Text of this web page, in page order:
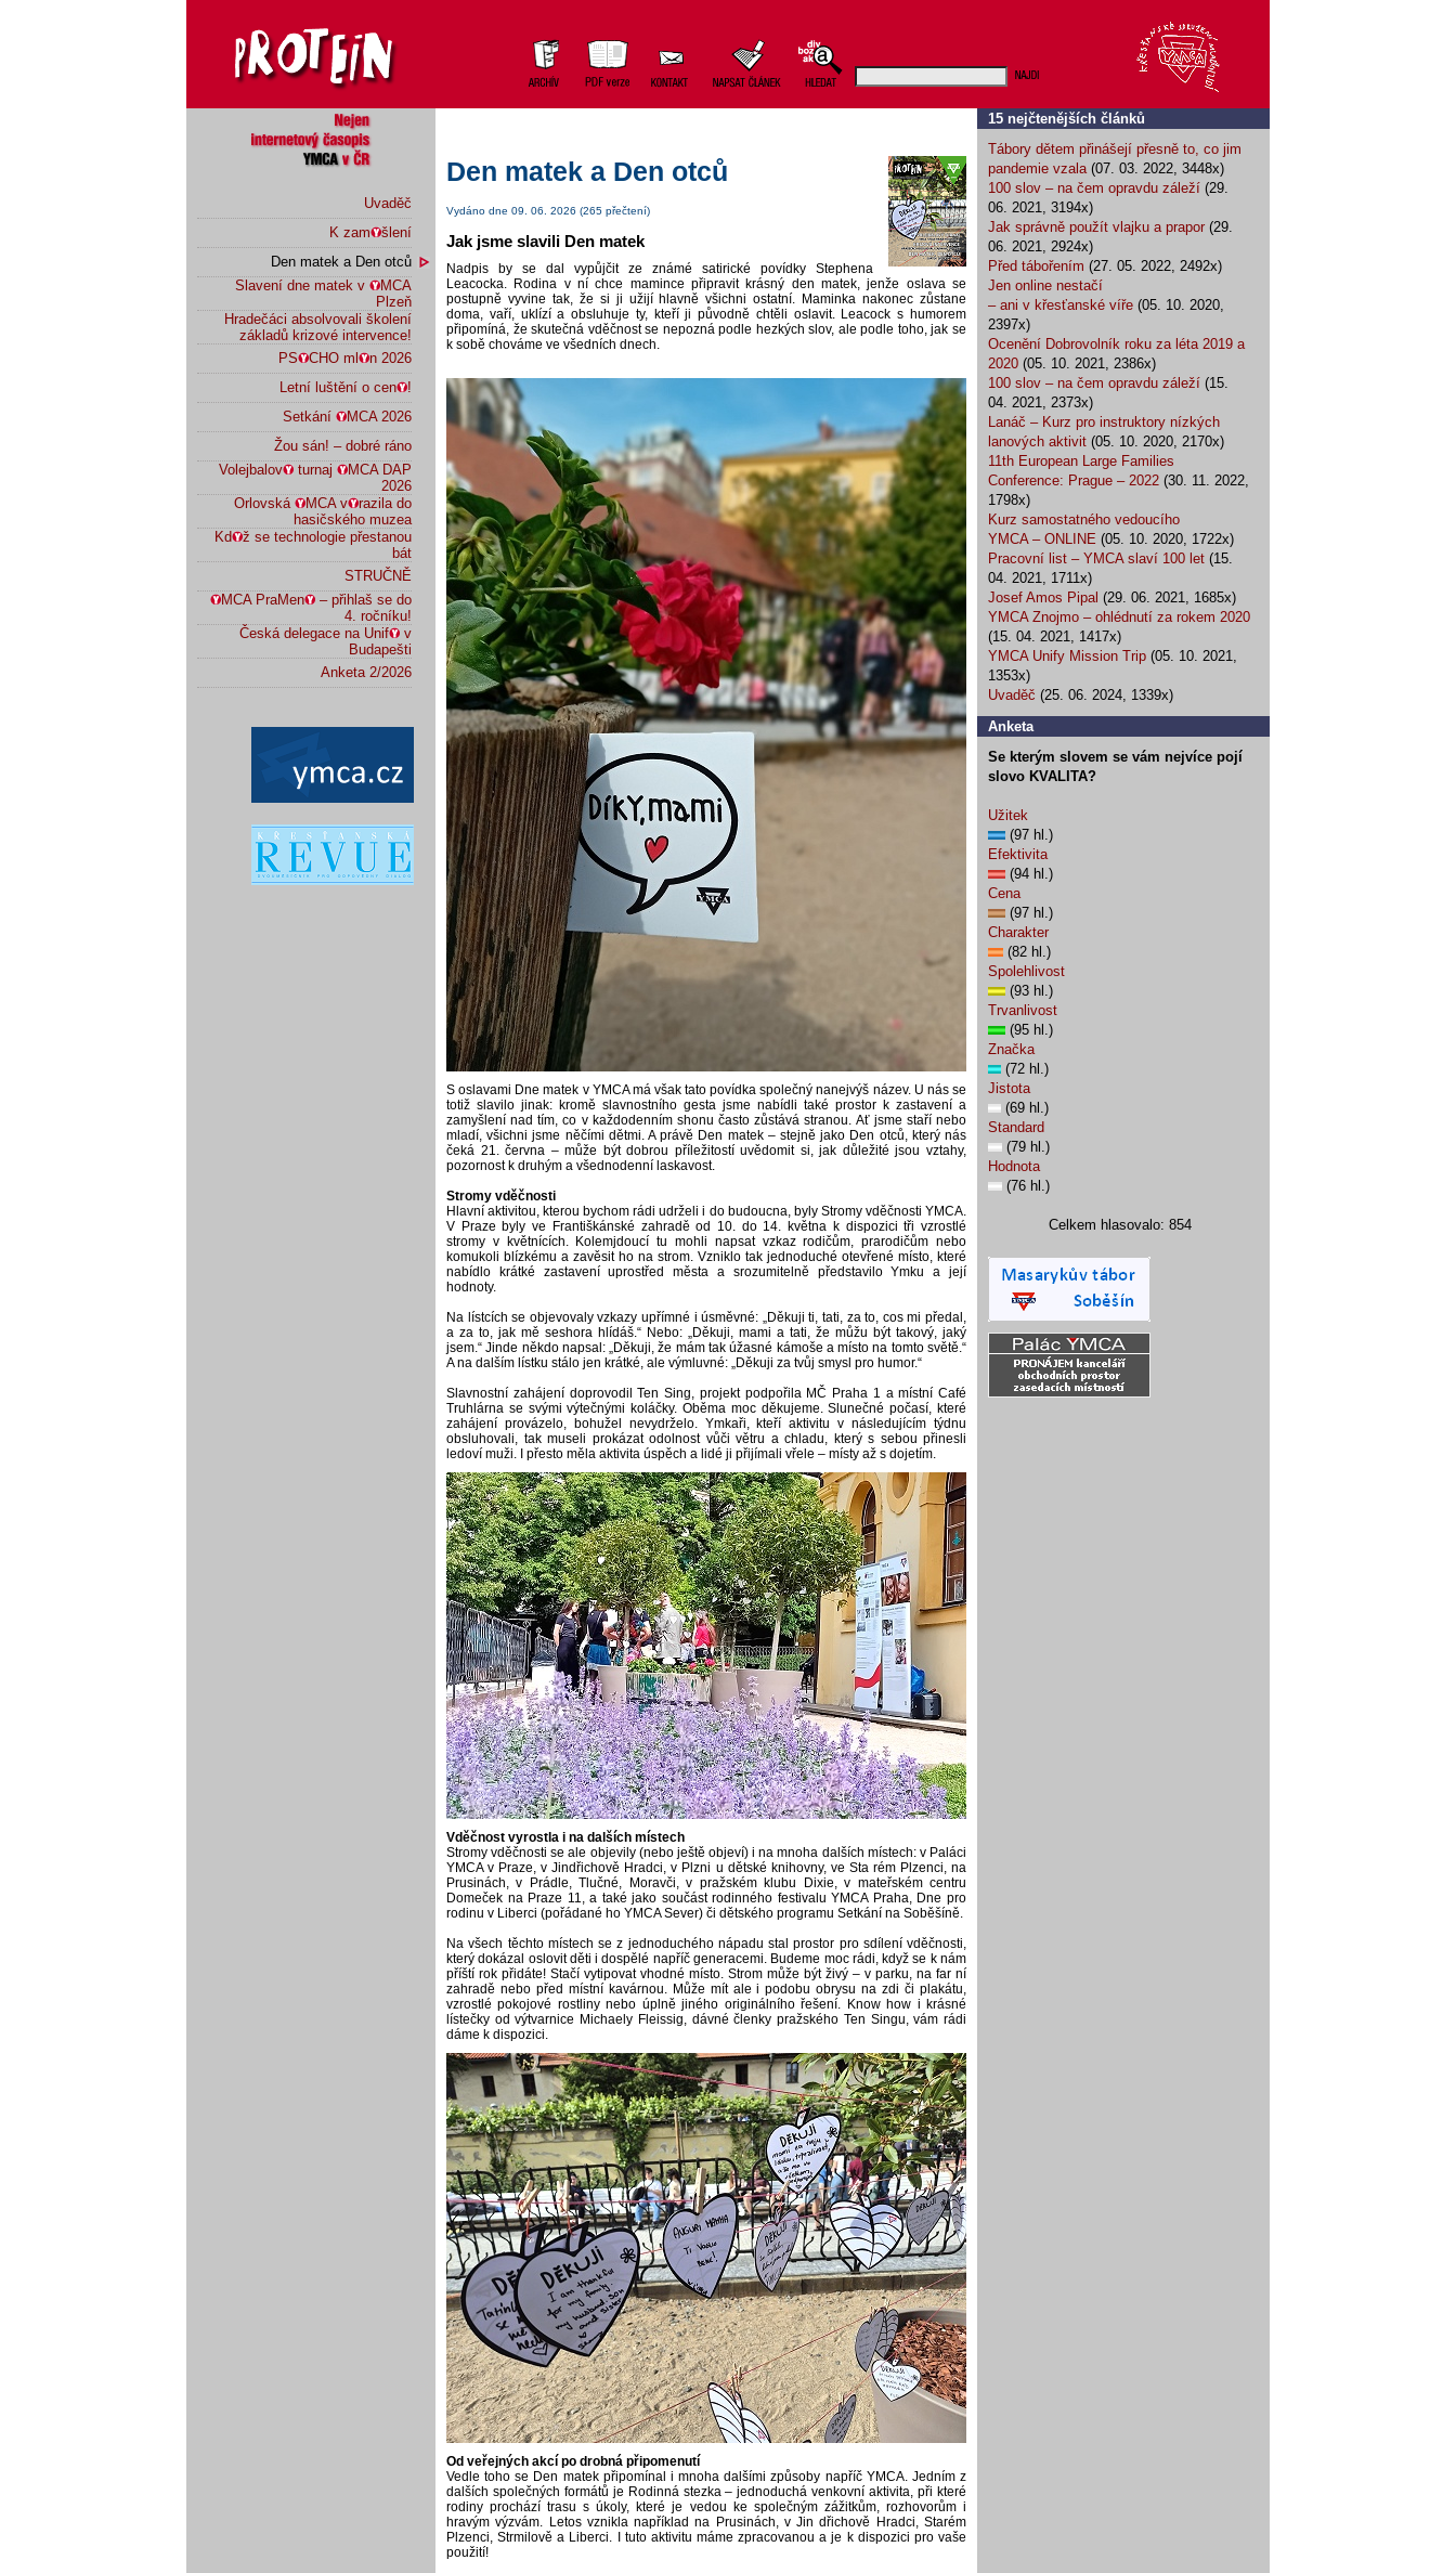
Uvaděč
K zam
šlení
Den matek a Den otců
Slavení dne matek v
MCA
Plzeň
Hradečáci absolvovali školení
základů krizové intervence!
PS
CHO ml
n 2026
Letní luštění o cen
!
Setkání
MCA 2026
Žou sán! – dobré ráno
Volejbalov
turnaj
MCA DAP
2026
Orlovská
MCA v
razila do
hasičského muzea
Kd
ž se technologie přestanou
bát
STRUČNĚ
MCA PraMen
– přihlaš se do
4. ročníku!
Česká delegace na Unif
v
Budapešti
Anketa 2/2026
Den matek a Den otců
Vydáno dne 09. 06. 2026 (265 přečtení)
Jak jsme slavili Den matek
Nadpis by se dal vypůjčit ze známé satirické povídky Stephena
Leacocka. Rodina v ní chce mamince připravit krásný den matek, jenže oslava se
postupně vyvine tak, že si ji užijí hlavně všichni ostatní. Maminka nakonec zůstane
doma, vaří, uklízí a obsluhuje ty, kteří ji původně chtěli oslavit. Leacock s humorem
připomíná, že skutečná vděčnost se nepozná podle hezkých slov, ale podle toho, jak se
k sobě chováme ve všedních dnech.
S oslavami Dne matek v YMCA má však tato povídka společný nanejvýš název. U nás se
totiž slavilo jinak: kromě slavnostního gesta jsme nabídli také prostor k zastavení a
zamyšlení nad tím, co v každodenním shonu často zůstává stranou. Ať jsme staří nebo
mladí, všichni jsme něčími dětmi. A právě Den matek – stejně jako Den otců, který nás
čeká 21. června – může být dobrou příležitostí uvědomit si, jak důležité jsou vztahy,
pozornost k druhým a všednodenní laskavost.
Stromy vděčnosti
Hlavní aktivitou, kterou bychom rádi udrželi i do budoucna, byly Stromy vděčnosti YMCA.
V Praze byly ve Františkánské zahradě od 10. do 14. května k dispozici tři vzrostlé
stromy v květnících. Kolemjdoucí tu mohli napsat vzkaz rodičům, prarodičům nebo
komukoli blízkému a zavěsit ho na strom. Vzniklo tak jednoduché otevřené místo, které
nabídlo krátké zastavení uprostřed města a srozumitelně představilo Ymku a její
hodnoty.
Na lístcích se objevovaly vzkazy upřímné i úsměvné: „Děkuji ti, tati, za to, cos mi předal,
a za to, jak mě seshora hlídáš.“ Nebo: „Děkuji, mami a tati, že můžu být takový, jaký
jsem.“ Jinde někdo napsal: „Děkuji, že mám tak úžasné kámoše a místo na tomto světě.“
A na dalším lístku stálo jen krátké, ale výmluvné: „Děkuji za tvůj smysl pro humor.“
Slavnostní zahájení doprovodil Ten Sing, projekt podpořila MČ Praha 1 a místní Café
Truhlárna se svými výtečnými koláčky. Oběma moc děkujeme. Slunečné počasí, které
zahájení provázelo, bohužel nevydrželo. Ymkaři, kteří aktivitu v následujícím týdnu
obsluhovali, tak museli prokázat odolnost vůči větru a chladu, který s sebou přinesli
ledoví muži. I přesto měla aktivita úspěch a lidé ji přijímali vřele – místy až s dojetím.
Vděčnost vyrostla i na dalších místech
Stromy vděčnosti se ale objevily (nebo ještě objeví) i na mnoha dalších místech: v Paláci
YMCA v Praze, v Jindřichově Hradci, v Plzni u dětské knihovny, ve Sta rém Plzenci, na
Prusinách, v Prádle, Tlučné, Moravči, v pražském klubu Dixie, v mateřském centru
Domeček na Praze 11, a také jako součást rodinného festivalu YMCA Praha, Dne pro
rodinu v Liberci (pořádané ho YMCA Sever) či dětského programu Setkání na Soběšíně.
Na všech těchto místech se z jednoduchého nápadu stal prostor pro sdílení vděčnosti,
který dokázal oslovit děti i dospělé napříč generacemi. Budeme moc rádi, když se k nám
příští rok přidáte! Stačí vytipovat vhodné místo. Strom může být živý – v parku, na far ní
zahradě nebo před místní kavárnou. Může mít ale i podobu obrysu na zdi či plakátu,
vzrostlé pokojové rostliny nebo úplně jiného originálního řešení. Know how i krásné
lístečky od výtvarnice Michaely Fleissig, dávné členky pražského Ten Singu, vám rádi
dáme k dispozici.
Od veřejných akcí po drobná připomenutí
Vedle toho se Den matek připomínal i mnoha dalšími způsoby napříč YMCA. Jedním z
dalších společných formátů je Rodinná stezka – jednoduchá venkovní aktivita, při které
rodiny prochází trasu s úkoly, které je vedou ke společným zážitkům, rozhovorům i
hravým výzvám. Letos vznikla například na Prusinách, v Jin dřichově Hradci, Starém
Plzenci, Strmilově a Liberci. I tuto aktivitu máme zpracovanou a je k dispozici pro vaše
použití!
15 nejčtenějších článků
Tábory dětem přinášejí přesně to, co jim
pandemie vzala(07. 03. 2022, 3448x)
100 slov – na čem opravdu záleží (29.
06. 2021, 3194x)
Jak správně použít vlajku a prapor (29.
06. 2021, 2924x)
Před tábořením (27. 05. 2022, 2492x)
Jen online nestačí
– ani v křesťanské víře (05. 10. 2020,
2397x)
Ocenění Dobrovolník roku za léta 2019 a
2020 (05. 10. 2021, 2386x)
100 slov – na čem opravdu záleží (15.
04. 2021, 2373x)
Lanáč – Kurz pro instruktory nízkých
lanových aktivit (05. 10. 2020, 2170x)
11th European Large Families
Conference: Prague – 2022 (30. 11. 2022,
1798x)
Kurz samostatného vedoucího
YMCA – ONLINE (05. 10. 2020, 1722x)
Pracovní list – YMCA slaví 100 let (15.
04. 2021, 1711x)
Josef Amos Pipal (29. 06. 2021, 1685x)
YMCA Znojmo – ohlédnutí za rokem 2020
(15. 04. 2021, 1417x)
YMCA Unify Mission Trip (05. 10. 2021,
1353x)
Uvaděč (25. 06. 2024, 1339x)
Anketa
Se kterým slovem se vám nejvíce pojí
slovo KVALITA?
Užitek
(97 hl.)
Efektivita
(94 hl.)
Cena
(97 hl.)
Charakter
(82 hl.)
Spolehlivost
(93 hl.)
Trvanlivost
(95 hl.)
Značka
(72 hl.)
Jistota
(69 hl.)
Standard
(79 hl.)
Hodnota
(76 hl.)
Celkem hlasovalo: 854